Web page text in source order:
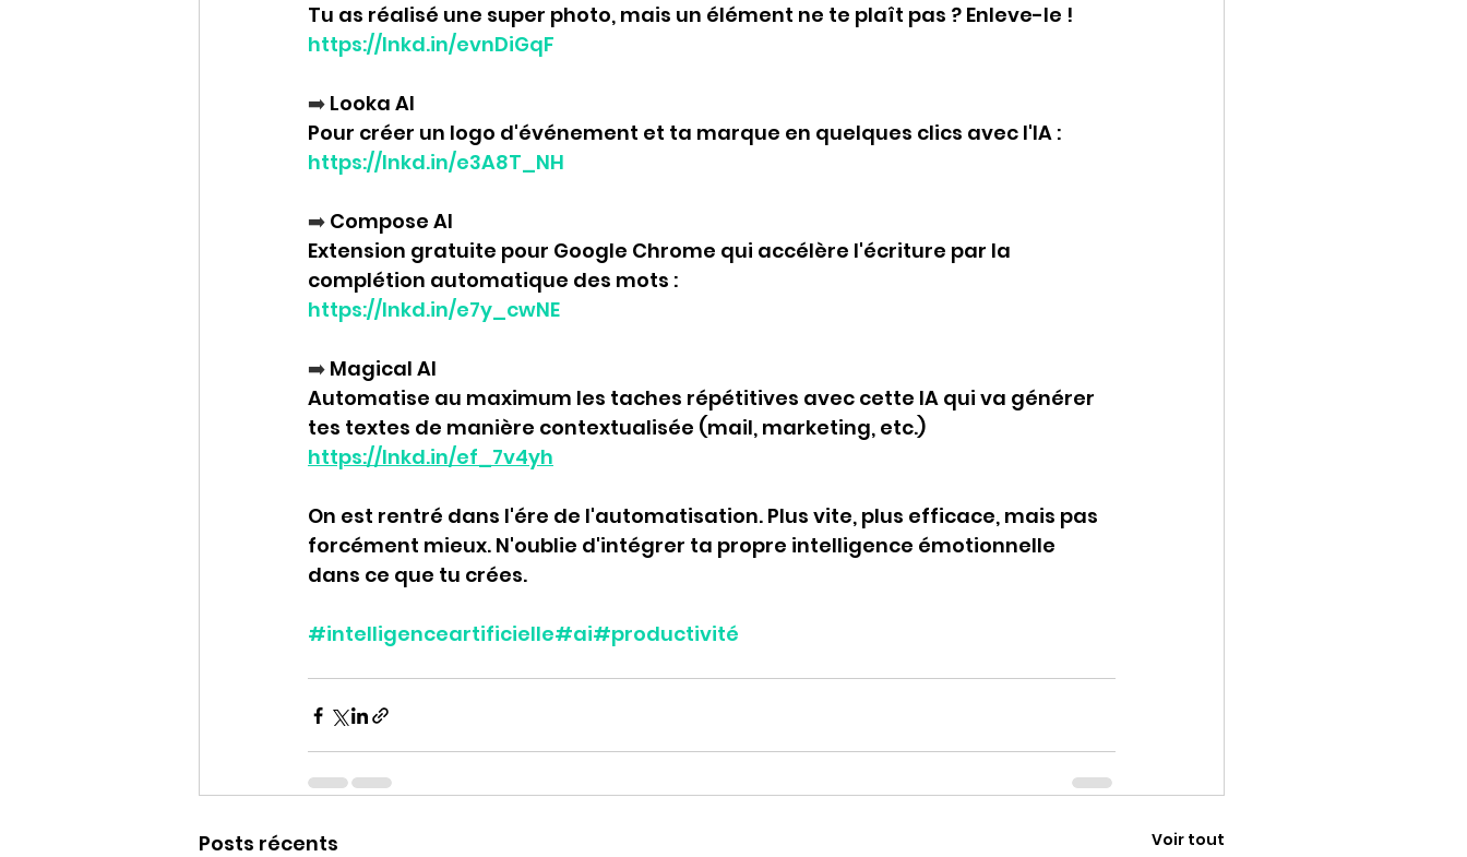
Tu as réalisé une super photo, mais un élément ne te plaît pas ? Enleve-le !
https://lnkd.in/evnDiGqF
➡️ Looka AI
Pour créer un logo d'événement et ta marque en quelques clics avec l'IA :
https://lnkd.in/e3A8T_NH
➡️ Compose AI
Extension gratuite pour Google Chrome qui accélère l'écriture par la
complétion automatique des mots :
https://lnkd.in/e7y_cwNE
➡️ Magical AI
Automatise au maximum les taches répétitives avec cette IA qui va générer
tes textes de manière contextualisée (mail, marketing, etc.)
https://lnkd.in/ef_7v4yh
On est rentré dans l'ére de l'automatisation. Plus vite, plus efficace, mais pas
forcément mieux. N'oublie d'intégrer ta propre intelligence émotionnelle
dans ce que tu crées.
#intelligenceartificielle#ai#productivité
Posts récents Voir tout